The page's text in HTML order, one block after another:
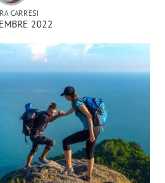
CARRESI
2022